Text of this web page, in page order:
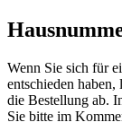
Wenn Sie sich für
entschieden
die Bestellung ab.
Sie bitte im